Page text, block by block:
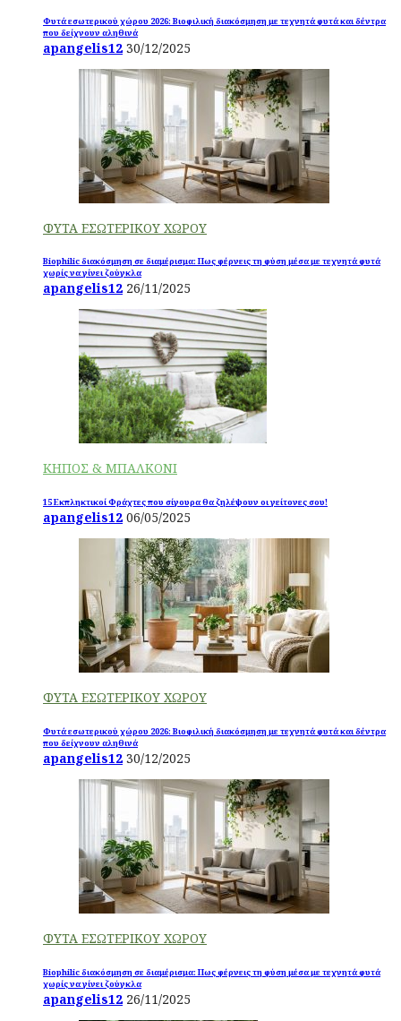
Φυτά εσωτερικού χώρου 2026: Βιοφιλική διακόσμηση με τεχνητά φυτά και δέντρα
που δείχνουν αληθινά
apangelis12 30/12/2025
ΦΥΤΑ ΕΣΩΤΕΡΙΚΟΥ ΧΩΡΟΥ
Biophilic διακόσμηση σε διαμέρισμα: Πως φέρνεις τη φύση μέσα με τεχνητά φυτά
χωρίς να γίνει ζούγκλα
apangelis12 26/11/2025
ΚΗΠΟΣ & ΜΠΑΛΚΟΝΙ
15 Εκπληκτικοί Φράχτες που σίγουρα θα ζηλέψουν οι γείτονες σου!
apangelis12 06/05/2025
ΦΥΤΑ ΕΣΩΤΕΡΙΚΟΥ ΧΩΡΟΥ
Φυτά εσωτερικού χώρου 2026: Βιοφιλική διακόσμηση με τεχνητά φυτά και δέντρα
που δείχνουν αληθινά
apangelis12 30/12/2025
ΦΥΤΑ ΕΣΩΤΕΡΙΚΟΥ ΧΩΡΟΥ
Biophilic διακόσμηση σε διαμέρισμα: Πως φέρνεις τη φύση μέσα με τεχνητά φυτά
χωρίς να γίνει ζούγκλα
apangelis12 26/11/2025